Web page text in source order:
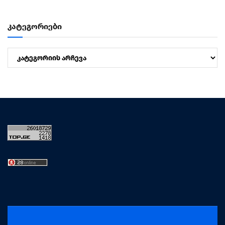
კატეგორიები
კატეგორიები